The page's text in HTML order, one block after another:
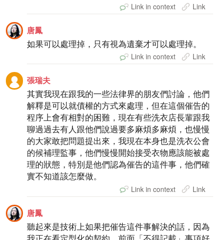
Link in context Link
唐鳳
如果可以處理掉，只有視為遺棄才可以處理掉。
Link in context Link
張瑞夫
其實我現在跟我的一些法律界的朋友們討論，他們
解釋是可以就債權的方式來處理，但在這個催告的
程序上會有相對的困難，現在有些洗衣店長輩跟我
聊過過去有人跟他們說過要多麻煩多麻煩，也慢慢
的大家敢把問題提出來，我現在本身也是洗衣公會
的候補理監事，他們慢慢開始接受衣物應該能被處
理的狀態，特別是他們認為催告的這件事，他們確
實不知道該怎麼做。
Link in context Link
唐鳳
聽起來是技術上如果把催告這件事解決的話，因為